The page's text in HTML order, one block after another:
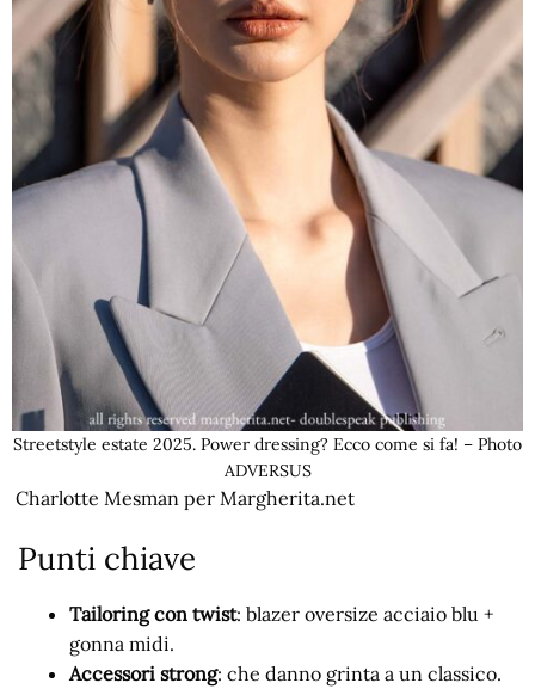
Streetstyle estate 2025. Power dressing? Ecco come si fa! – Photo
ADVERSUS
Charlotte Mesman per Margherita.net
Punti chiave
Tailoring con twist: blazer oversize acciaio blu +
gonna midi.
Accessori strong: che danno grinta a un classico.